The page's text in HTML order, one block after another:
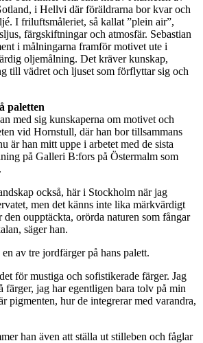
i Hellvi där föräldrarna bor kvar och
I friluftsmåleriet, så kallat ”plein air”,
färgskiftningar och atmosfär. Sebastian
i målningarna framför motivet ute i
oljemålning. Det kräver kunskap,
till vädret och ljuset som förflyttar sig och
paletten
med sig kunskaperna om motivet och
vid Hornstull, där han bor tillsammans
är han mitt uppe i arbetet med de sista
på Galleri B:fors på Östermalm som
också, här i Stockholm när jag
men det känns inte lika märkvärdigt
oupptäckta, orörda naturen som fångar
säger han.
av tre jordfärger på hans palett.
för mustiga och sofistikerade färger. Jag
färger, jag har egentligen bara tolv på min
pigmenten, hur de integrerar med varandra,
han även att ställa ut stilleben och fåglar